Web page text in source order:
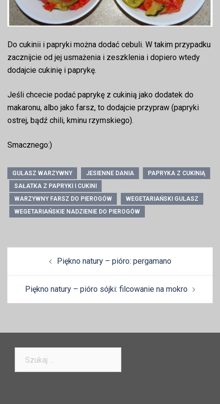
Do cukinii i papryki można dodać cebuli. W takim przypadku
zacznijcie od jej usmażenia i zeszklenia i dopiero wtedy
dodajcie cukinię i paprykę.
Jeśli chcecie podać paprykę z cukinią jako dodatek do
makaronu, albo jako farsz, to dodajcie przypraw (papryki
ostrej, bądź chili, kminu rzymskiego).
Smacznego:)
GULASZ WARZYWNY JESIENNE DANIA
PAPRYKA Z CUKINIĄ
SAŁATKA Z PAPRYKI I CUKINI
WARZYWNY FARSZ DO PIEROGÓW
WEGETARIAŃSKI GULASZ
WEGETARIAŃSKIE NADZIENIE DO PIEROGÓW
Piękno natury – pióro: pergamano
Piękno natury – pióro sójki: filcowanie na mokro